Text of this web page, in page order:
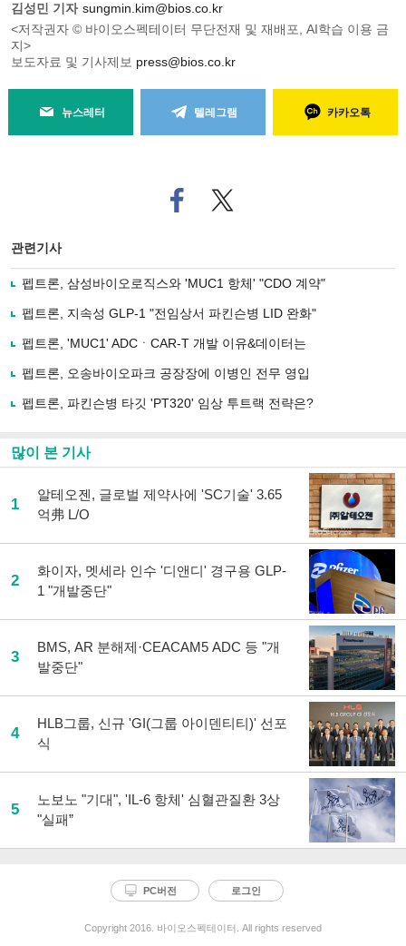
김성민 기자 sungmin.kim@bios.co.kr
<저작권자 © 바이오스펙테이터 무단전재 및 재배포, AI학습 이용 금
지>
보도자료 및 기사제보 press@bios.co.kr
뉴스레터 텔레그램 카카오톡
페
이
로
기
사
유
기
트위
터로
관련기사
펩트론, 삼성바이오로직스와 'MUC1 항체' "CDO 계약"
펩트론, 지속성 GLP-1 "전임상서 파킨슨병 LID 완화"
펩트론, 'MUC1' ADCㆍCAR-T 개발 이유&데이터는
펩트론, 오송바이오파크 공장장에 이병인 전무 영입
펩트론, 파킨슨병 타깃 'PT320' 임상 투트랙 전략은?
많이 본 기사
1
알테오젠, 글로벌 제약사에 'SC기술' 3.65
억弗 L/O
2
화이자, 멧세라 인수 '디앤디' 경구용 GLP-
1 "개발중단"
3
BMS, AR 분해제·CEACAM5 ADC 등 "개
발중단"
4
HLB그룹, 신규 'GI(그룹 아이덴티티)' 선포
식
5
노보노 "기대", 'IL-6 항체' 심혈관질환 3상
"실패”
PC버전 로그인
Copyright 2016. 바이오스펙테이터. All rights reserved